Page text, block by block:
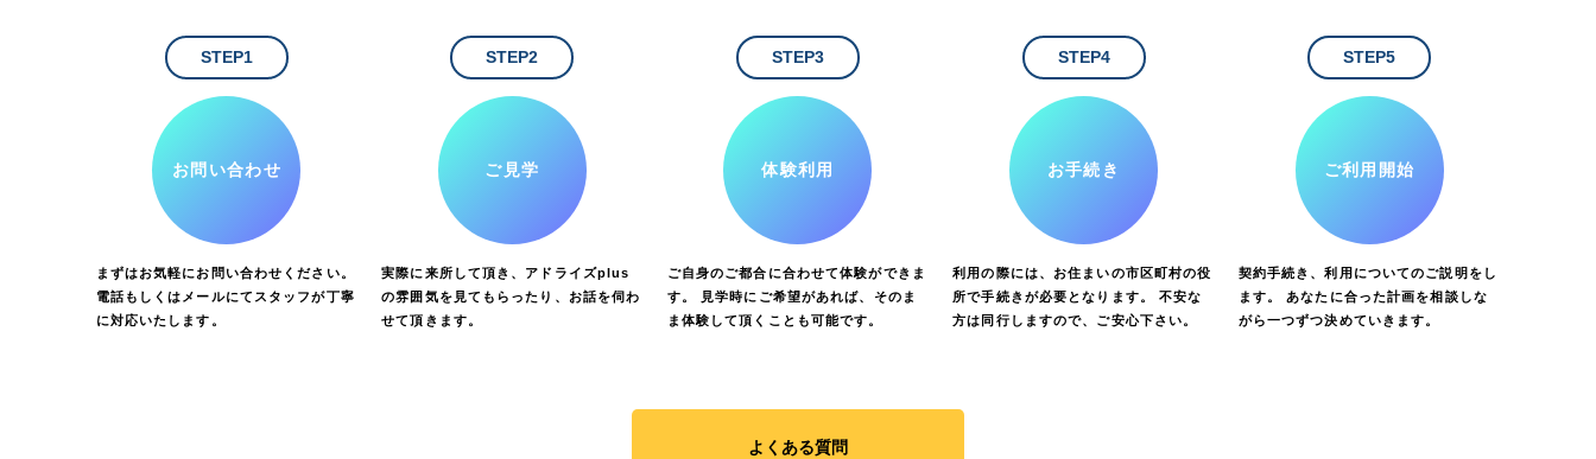
STEP1
お問い合わせ
まずはお気軽にお問い合わせください。
電話もしくはメールにてスタッフが丁寧
に対応いたします。
STEP2
ご見学
実際に来所して頂き、アドライズplus
の雰囲気を見てもらったり、お話を伺わ
せて頂きます。
STEP3
体験利用
ご自身のご都合に合わせて体験ができま
す。 見学時にご希望があれば、そのま
ま体験して頂くことも可能です。
STEP4
お手続き
利用の際には、お住まいの市区町村の役
所で手続きが必要となります。 不安な
方は同行しますので、ご安心下さい。
STEP5
ご利用開始
契約手続き、利用についてのご説明をし
ます。 あなたに合った計画を相談しな
がら一つずつ決めていきます。
よくある質問